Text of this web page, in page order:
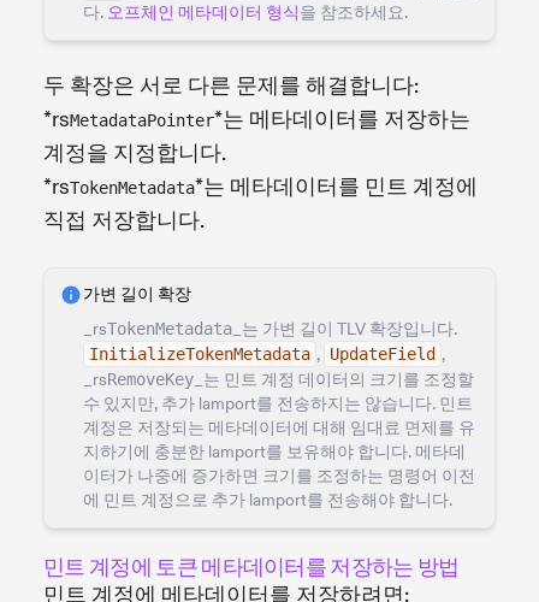
다. 오프체인 메타데이터 형식을 참조하세요.
두 확장은 서로 다른 문제를 해결합니다:
*rsMetadataPointer*는 메타데이터를 저장하는
계정을 지정합니다.
*rsTokenMetadata*는 메타데이터를 민트 계정에
직접 저장합니다.
가변 길이 확장
_rsTokenMetadata _는 가변 길이 TLV 확장입니다.
InitializeTokenMetadata , UpdateField ,
_rsRemoveKey _는 민트 계정 데이터의 크기를 조정할
수 있지만, 추가 lamport를 전송하지는 않습니다. 민트
계정은 저장되는 메타데이터에 대해 임대료 면제를 유
지하기에 충분한 lamport를 보유해야 합니다. 메타데
이터가 나중에 증가하면 크기를 조정하는 명령어 이전
에 민트 계정으로 추가 lamport를 전송해야 합니다.
민트 계정에 토큰 메타데이터를 저장하는 방법
민트 계정에 메타데이터를 저장하려면: